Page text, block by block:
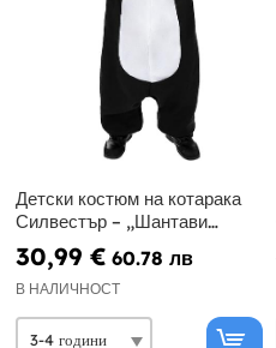
Детски костюм на котарака
Силвестър – „Шантави
рисунки“
30,99 € 60.78 лв
В НАЛИЧНОСТ